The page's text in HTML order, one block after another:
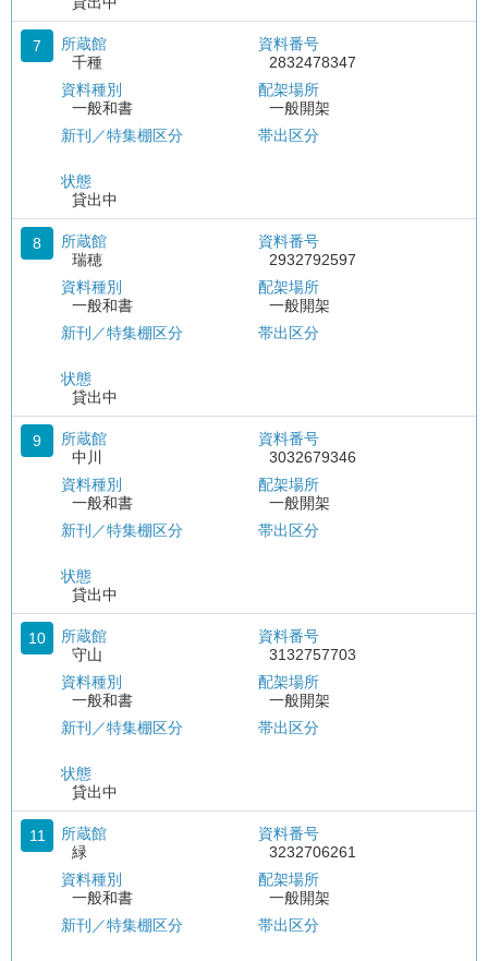
7
所蔵館
千種
資料種別
一般和書
新刊／特集棚区分
状態
貸出中
資料番号
2832478347
配架場所
一般開架
帯出区分
8
所蔵館
瑞穂
資料種別
一般和書
新刊／特集棚区分
状態
貸出中
資料番号
2932792597
配架場所
一般開架
帯出区分
9
所蔵館
中川
資料種別
一般和書
新刊／特集棚区分
状態
貸出中
資料番号
3032679346
配架場所
一般開架
帯出区分
10
所蔵館
守山
資料種別
一般和書
新刊／特集棚区分
状態
貸出中
資料番号
3132757703
配架場所
一般開架
帯出区分
11
所蔵館
緑
資料種別
一般和書
新刊／特集棚区分
資料番号
3232706261
配架場所
一般開架
帯出区分